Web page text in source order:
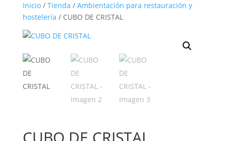
Inicio/ Tienda / Ambientación para restauración y
hostelería / CUBO DE CRISTAL